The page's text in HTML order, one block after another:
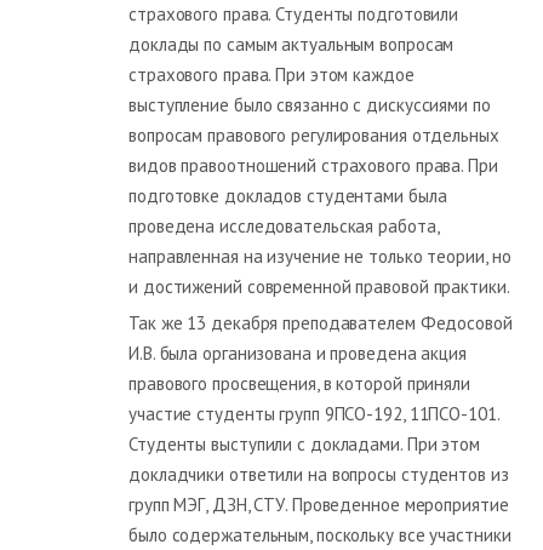
страхового права. Студенты подготовили
доклады по самым актуальным вопросам
страхового права. При этом каждое
выступление было связанно с дискуссиями по
вопросам правового регулирования отдельных
видов правоотношений страхового права. При
подготовке докладов студентами была
проведена исследовательская работа,
направленная на изучение не только теории, но
и достижений современной правовой практики.
Так же 13 декабря преподавателем Федосовой
И.В. была организована и проведена акция
правового просвещения, в которой приняли
участие студенты групп 9ПСО-192, 11ПСО-101.
Студенты выступили с докладами. При этом
докладчики ответили на вопросы студентов из
групп МЭГ, ДЗН, СТУ. Проведенное мероприятие
было содержательным, поскольку все участники